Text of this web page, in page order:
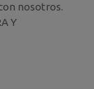
nosotros.
Y